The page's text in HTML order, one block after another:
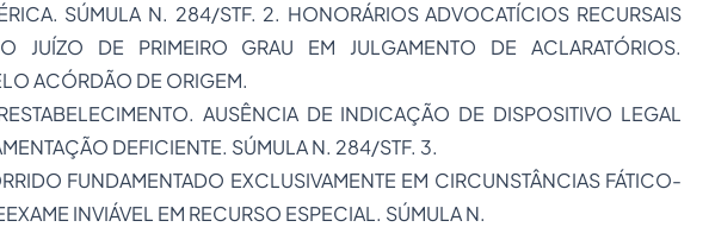
SÚMULA N. 284/STF. 2. HONORÁRIOS ADVOCATÍCIOS RECURSAIS
JUÍZO DE PRIMEIRO GRAU EM JULGAMENTO DE ACLARATÓRIOS.
ACÓRDÃO DE ORIGEM.
AUSÊNCIA DE INDICAÇÃO DE DISPOSITIVO LEGAL
DEFICIENTE. SÚMULA N. 284/STF. 3.
FUNDAMENTADO EXCLUSIVAMENTE EM CIRCUNSTÂNCIAS FÁTICO-
INVIÁVEL EM RECURSO ESPECIAL. SÚMULA N.